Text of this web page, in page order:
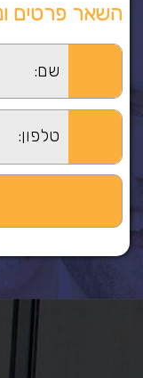
השאר פרטים